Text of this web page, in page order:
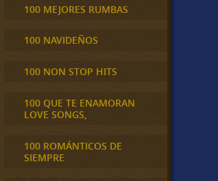
100 MEJORES RUMBAS
100 NAVIDEÑOS
100 NON STOP HITS
100 QUE TE ENAMORAN
LOVE SONGS,
100 ROMÁNTICOS DE
SIEMPRE